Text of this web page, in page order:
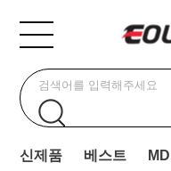
신제품 베스트